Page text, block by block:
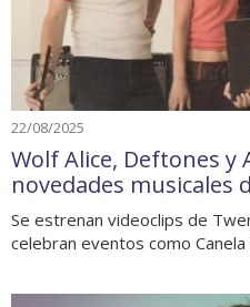
22/08/2025
Wolf Alice, Deftones y
novedades musicales
Se estrenan videoclips de
celebran eventos como